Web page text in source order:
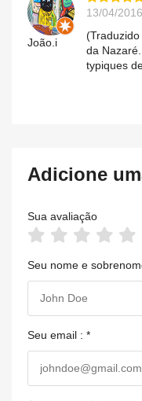
João.i
13/04/
da
typiques
Adicione
Sua avaliação
Seu nome e
Seu email : *